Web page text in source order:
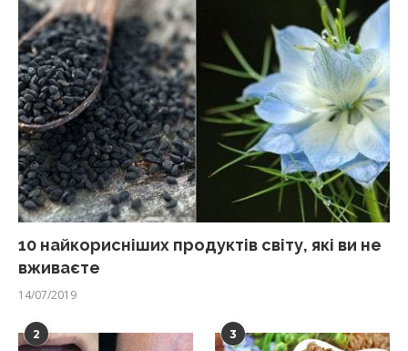
10 найкорисніших продуктів світу, які ви не
вживаєте
14/07/2019
2 3